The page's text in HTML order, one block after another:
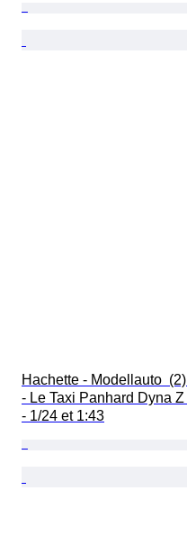
Hachette - Modellauto  (2)
- Le Taxi Panhard Dyna Z
- 1/24 et 1:43